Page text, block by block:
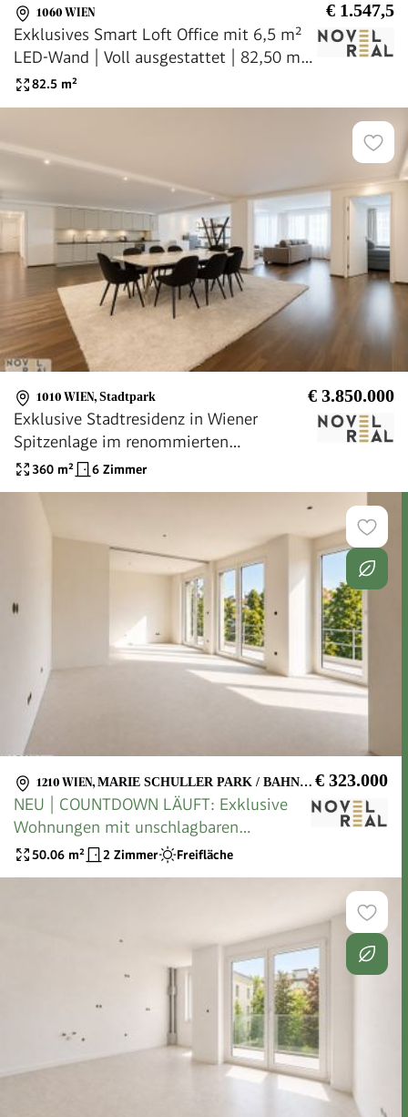
1060 WIEN € 1.547,5
Exklusives Smart Loft Office mit 6,5 m²
LED-Wand | Voll ausgestattet | 82,50 m²
Designer-Büro
82.5 m²
1010 WIEN, Stadtpark € 3.850.000
Exklusive Stadtresidenz in Wiener
Spitzenlage im renommierten
Hotelambiente
360 m² 6 Zimmer
1210 WIEN, MARIE SCHULLER PARK / BAHNHOF FLORIDSDORF € 323.000
NEU | COUNTDOWN LÄUFT: Exklusive
Wohnungen mit unschlagbaren
Preisvorteilen | Premiumlage zwischen
50.06 m² 2 Zimmer Freifläche